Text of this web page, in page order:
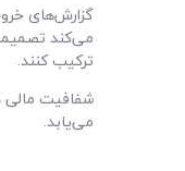
گزارش‌های
می‌کند
ترکیب کنند.
شفافیت مالی
می‌یابد.